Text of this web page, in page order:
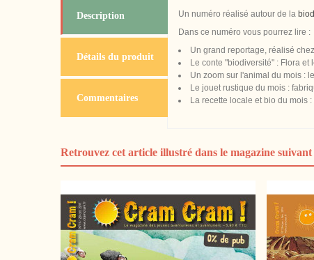
Description
Détails du produit
Commentaires
Un numéro réalisé autour de la
Dans ce numéro vous pourrez lire :
Un grand reportage, réalisé
Le conte "biodiversité" : Flora et
Un zoom sur l'animal du mois :
Le jouet rustique du mois :
La recette locale et bio du mois
Retrouvez cet article illustré dans le magazine suivant